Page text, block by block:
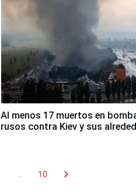
Al menos 17 muertos en
rusos contra Kiev y sus
10 chevron_right